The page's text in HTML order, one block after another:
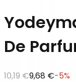
De
10,19 €9,68 €-5%